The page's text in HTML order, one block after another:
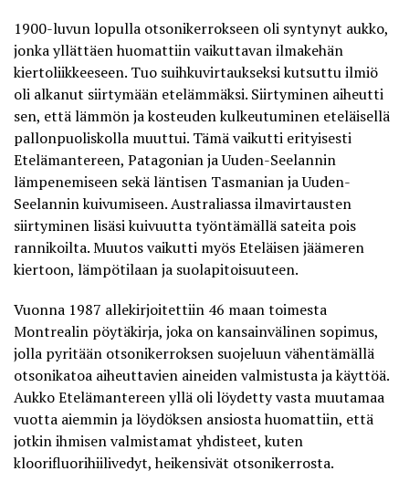
1900-luvun lopulla otsonikerrokseen oli syntynyt aukko,
jonka yllättäen huomattiin vaikuttavan ilmakehän
kiertoliikkeeseen. Tuo suihkuvirtaukseksi kutsuttu ilmiö
oli alkanut siirtymään etelämmäksi. Siirtyminen aiheutti
sen, että lämmön ja kosteuden kulkeutuminen eteläisellä
pallonpuoliskolla muuttui. Tämä vaikutti erityisesti
Etelämantereen, Patagonian ja Uuden-Seelannin
lämpenemiseen sekä läntisen Tasmanian ja Uuden-
Seelannin kuivumiseen. Australiassa ilmavirtausten
siirtyminen lisäsi kuivuutta työntämällä sateita pois
rannikoilta. Muutos vaikutti myös Eteläisen jäämeren
kiertoon, lämpötilaan ja suolapitoisuuteen.
Vuonna 1987 allekirjoitettiin 46 maan toimesta
Montrealin pöytäkirja, joka on kansainvälinen sopimus,
jolla pyritään otsonikerroksen suojeluun vähentämällä
otsonikatoa aiheuttavien aineiden valmistusta ja käyttöä.
Aukko Etelämantereen yllä oli löydetty vasta muutamaa
vuotta aiemmin ja löydöksen ansiosta huomattiin, että
jotkin ihmisen valmistamat yhdisteet, kuten
kloorifluorihiilivedyt, heikensivät otsonikerrosta.